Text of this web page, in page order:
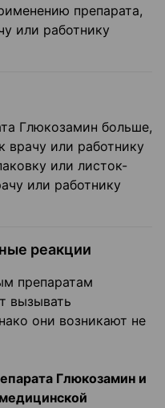
препарата,
или работнику
Глюкозамин больше,
врачу или работнику
или листок-
или работнику
реакции
препаратам
вызывать
они возникают не
Глюкозамин и